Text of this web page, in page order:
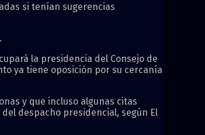
si tenían sugerencias
la presidencia del Consejo de
ya tiene oposición por su cercanía
y que incluso algunas citas
despacho presidencial, según El